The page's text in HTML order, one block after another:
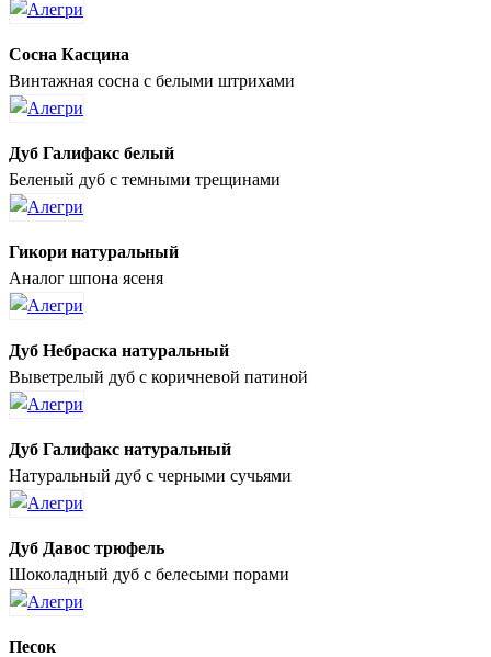
Сосна Касцина
Винтажная сосна с белыми штрихами
Дуб Галифакс белый
Беленый дуб с темными трещинами
Гикори натуральный
Аналог шпона ясеня
Дуб Небраска натуральный
Выветрелый дуб с коричневой патиной
Дуб Галифакс натуральный
Натуральный дуб с черными сучьями
Дуб Давос трюфель
Шоколадный дуб с белесыми порами
Песок